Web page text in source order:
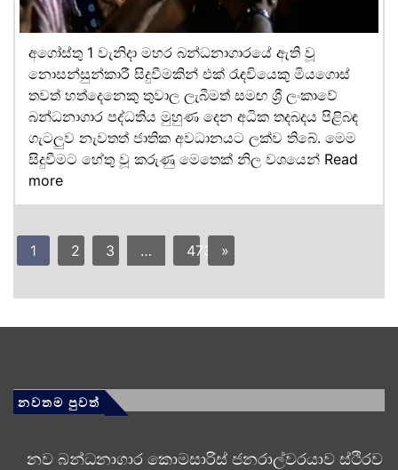
අගෝස්තු 1 වැනිදා මහර බන්ධනාගාරයේ ඇති වූ
නොසන්සුන්කාරී සිදුවීමකින් එක් රැඳවියෙකු මියගොස්
තවත් හත්දෙනෙකු තුවාල ලැබීමත් සමඟ ශ්‍රී ලංකාවේ
බන්ධනාගාර පද්ධතිය මුහුණ දෙන අධික තදබදය පිළිබඳ
ගැටලුව නැවතත් ජාතික අවධානයට ලක්ව තිබේ. මෙම
සිදුවීමට හේතු වූ කරුණු මෙතෙක් නිල වශයෙන් Read
more
1 2 3 … 473 »
නවතම පුවත්
නව බන්ධනාගාර කොමසාරිස් ජනරාල්වරයාව ස්ථිරව